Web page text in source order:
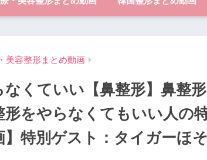
美容整形まとめ動画
くていい【鼻整形】鼻整
形をやらなくてもいい人の
】特別ゲスト：タイガーほ